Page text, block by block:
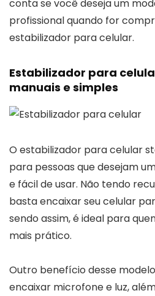
conta se você deseja um
profissional quando for
estabilizador para celular.
Estabilizador para
manuais e simples
O estabilizador para celular
para pessoas que desejam
e fácil de usar. Não tendo
basta encaixar seu celular
sendo assim, é ideal para
mais prático.
Outro benefício desse
encaixar microfone e luz,